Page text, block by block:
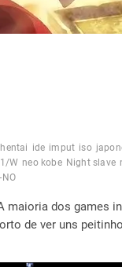
hentai ide imput iso
W neo kobe Night slave
NO
dos games
de ver uns